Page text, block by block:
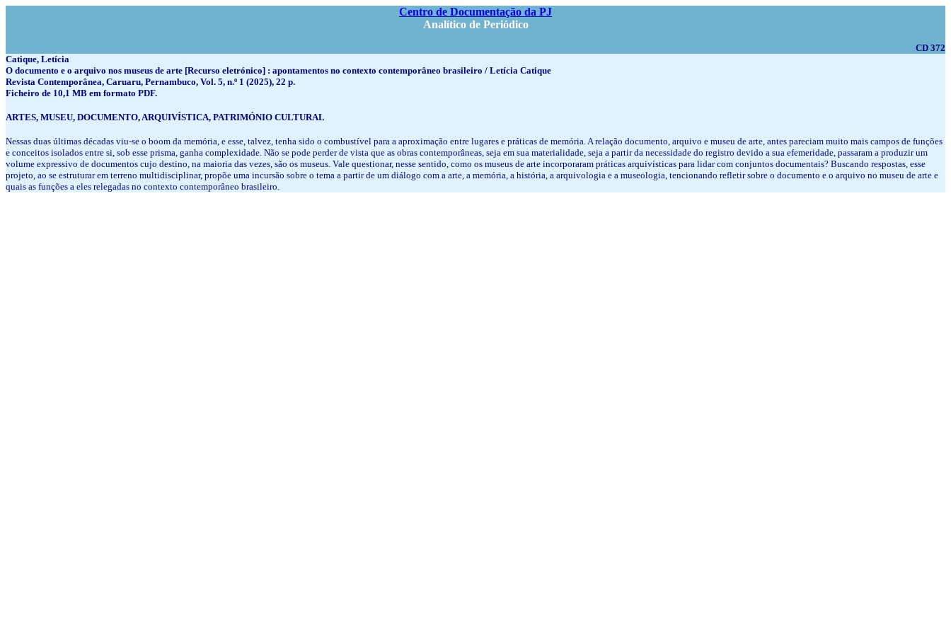
Centro de Documentação da PJ
Analítico de Periódico
CD 372
Catique, Letícia
O documento e o arquivo nos museus de arte [Recurso eletrónico] : apontamentos no contexto contemporâneo brasileiro / Letícia Catique
Revista Contemporânea, Caruaru, Pernambuco, Vol. 5, n.º 1 (2025), 22 p.
Ficheiro de 10,1 MB em formato PDF.
ARTES, MUSEU, DOCUMENTO, ARQUIVÍSTICA, PATRIMÓNIO CULTURAL
Nessas duas últimas décadas viu-se o boom da memória, e esse, talvez, tenha sido o combustível para a aproximação entre lugares e práticas de memória. A relação documento, arquivo e museu de arte, antes pareciam muito mais campos de funções
e conceitos isolados entre si, sob esse prisma, ganha complexidade. Não se pode perder de vista que as obras contemporâneas, seja em sua materialidade, seja a partir da necessidade do registro devido a sua efemeridade, passaram a produzir um
volume expressivo de documentos cujo destino, na maioria das vezes, são os museus. Vale questionar, nesse sentido, como os museus de arte incorporaram práticas arquivísticas para lidar com conjuntos documentais? Buscando respostas, esse
projeto, ao se estruturar em terreno multidisciplinar, propõe uma incursão sobre o tema a partir de um diálogo com a arte, a memória, a história, a arquivologia e a museologia, tencionando refletir sobre o documento e o arquivo no museu de arte e
quais as funções a eles relegadas no contexto contemporâneo brasileiro.